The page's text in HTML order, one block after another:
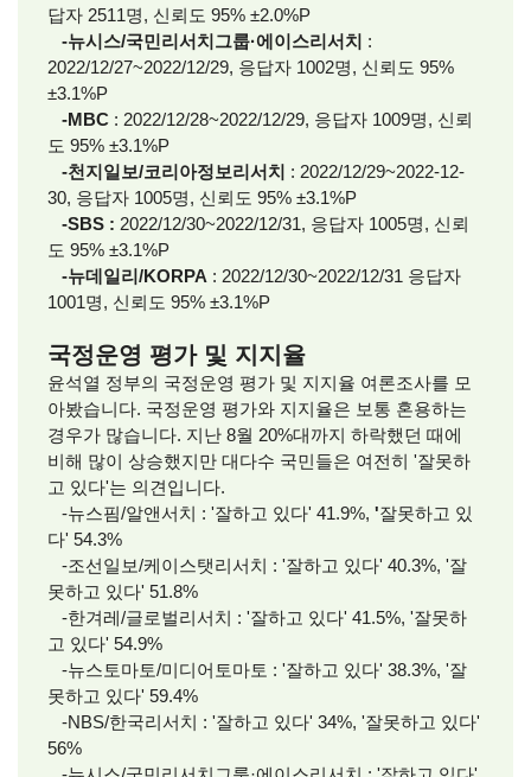
답자 2511명, 신뢰도 95% ±2.0%P
-뉴시스/국민리서치그룹·에이스리서치 :
2022/12/27~2022/12/29, 응답자 1002명, 신뢰도 95%
±3.1%P
-MBC : 2022/12/28~2022/12/29, 응답자 1009명, 신뢰
도 95% ±3.1%P
-천지일보/코리아정보리서치 : 2022/12/29~2022-12-
30, 응답자 1005명, 신뢰도 95% ±3.1%P
-SBS : 2022/12/30~2022/12/31, 응답자 1005명, 신뢰
도 95% ±3.1%P
-뉴데일리/KORPA : 2022/12/30~2022/12/31 응답자
1001명, 신뢰도 95% ±3.1%P
국정운영 평가 및 지지율
윤석열 정부의 국정운영 평가 및 지지율 여론조사를 모
아봤습니다. 국정운영 평가와 지지율은 보통 혼용하는
경우가 많습니다. 지난 8월 20%대까지 하락했던 때에
비해 많이 상승했지만 대다수 국민들은 여전히 '잘못하
고 있다'는 의견입니다.
-뉴스핌/알앤서치 : '잘하고 있다' 41.9%, '잘못하고 있
다' 54.3%
-조선일보/케이스탯리서치 : '잘하고 있다' 40.3%, '잘
못하고 있다' 51.8%
-한겨레/글로벌리서치
: '잘하고 있다' 41.5%, '잘못하
고 있다' 54.9%
-뉴스토마토/미디어토마토 : '잘하고 있다' 38.3%, '잘
못하고 있다' 59.4%
-NBS/한국리서치 : '잘하고 있다' 34%, '잘못하고 있다'
56%